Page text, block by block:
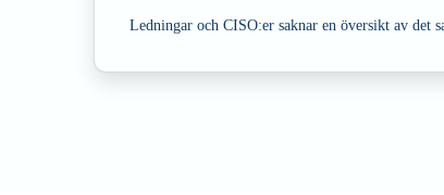
Ledningar och CISO:er saknar en översikt av det